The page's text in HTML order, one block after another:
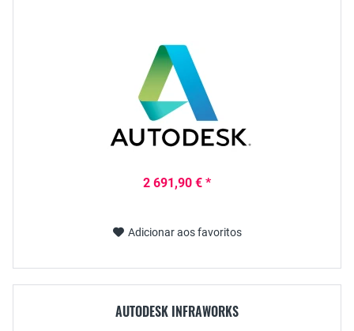
2 691,90 € *
Adicionar aos favoritos
AUTODESK INFRAWORKS